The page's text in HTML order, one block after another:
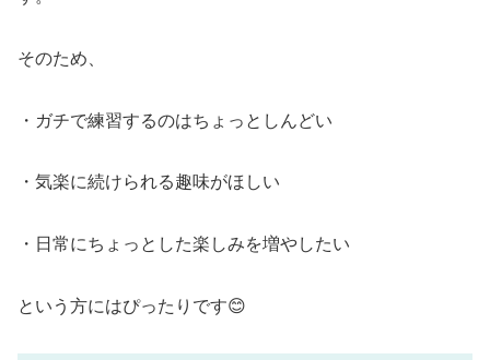
そのため、
・ガチで練習するのはちょっとしんどい
・気楽に続けられる趣味がほしい
・日常にちょっとした楽しみを増やしたい
という方にはぴったりです😊